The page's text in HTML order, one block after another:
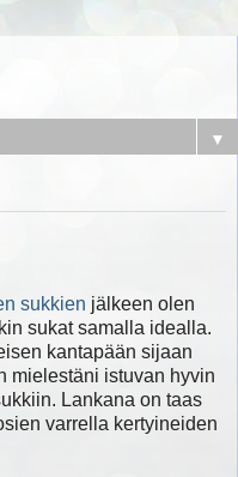
▼
sukkien jälkeen olen
sukat samalla idealla.
kantapään sijaan
mielestäni istuvan hyvin
Lankana on taas
varrella kertyineiden